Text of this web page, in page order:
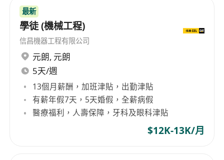
推薦最適合的發展平台。 我們的客戶來自全球最具
影響力的品牌與機構。我們亦提供： 合約制職位 第
二人力派遣（Secondment） 薪酬與 HR 解決方案
加入我們的人才網絡，讓您的職涯更進一步。我們
不只幫您找到工作，更幫您找到值得投入的未來。
最新
學徒 (機械工程)
信昌機器工程有限公司
元朗, 元朗
5天/週
13個月薪酬，加班津貼，出勤津貼
有薪年假7天，5天婚假，全薪病假
醫療福利，人壽保障，牙科及眼科津貼
$12K-13K/月